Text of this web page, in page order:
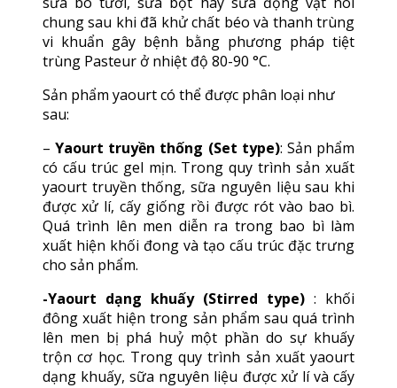
chung sau khi đã khử chất béo và thanh trùng
vi khuẩn gây bệnh bằng phương pháp tiệt
trùng Pasteur ở nhiệt độ 80-90 °C.
Sản phẩm yaourt có thể được phân loại như
sau:
–Yaourt truyền thống (Set type): Sản phẩm
có cấu trúc gel mịn. Trong quy trình sản xuất
yaourt truyền thống, sữa nguyên liệu sau khi
được xử lí, cấy giống rồi được rót vào bao bì.
Quá trình lên men diễn ra trong bao bì làm
xuất hiện khối đong và tạo cấu trúc đặc trưng
cho sản phẩm.
-Yaourt dạng khuấy (Stirred type) : khối
đông xuất hiện trong sản phẩm sau quá trình
lên men bị phá huỷ một phần do sự khuấy
trộn cơ học. Trong quy trình sản xuất yaourt
dạng khuấy, sữa nguyên liệu được xử lí và cấy